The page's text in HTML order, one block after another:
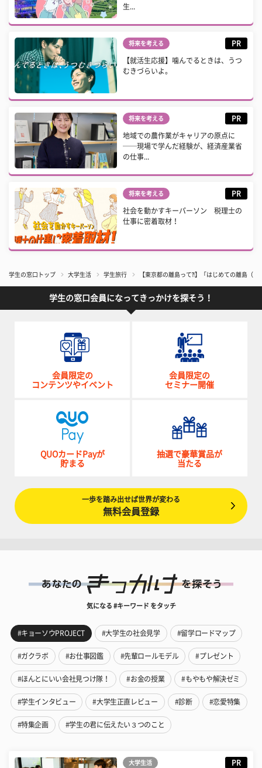
生...
将来を考える PR
【就活生応援】噛んでるときは、うつ
むきづらいよ。
将来を考える PR
地域での農作業がキャリアの原点に
──現場で学んだ経験が、経済産業省
の仕事...
将来を考える PR
社会を動かすキーパーソン 税理士の
仕事に密着取材！
学生の窓口トップ 大学生活 学生旅行 【東京都の離島って⁈】「はじめての離島（
学生の窓口会員になってきっかけを探そう！
会員限定の
コンテンツやイベント
会員限定の
セミナー開催
QUOカードPayが
貯まる
抽選で豪華賞品が
当たる
一歩を踏み出せば世界が変わる
無料会員登録
気になる #キーワード をタッチ
#キョーソウPROJECT #大学生の社会見学 #留学ロードマップ
#ガクラボ #お仕事図鑑 #先輩ロールモデル #プレゼント
#ほんとにいい会社見つけ隊！ #お金の授業 #もやもや解決ゼミ
#学生インタビュー #大学生正直レビュー #診断 #恋愛特集
#特集企画 #学生の君に伝えたい３つのこと
大学生活 PR